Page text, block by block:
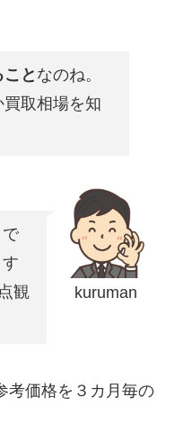
と なのね。
取相場を知
kuruman
観
考価格を３カ月毎の